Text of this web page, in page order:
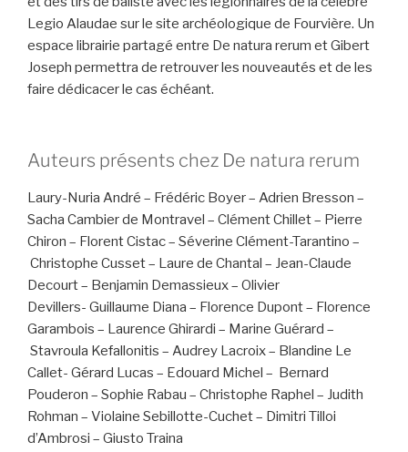
Legio Alaudae sur le site archéologique de Fourvière. Un
espace librairie partagé entre De natura rerum et Gibert
Joseph permettra de retrouver les nouveautés et de les
faire dédicacer le cas échéant.
Auteurs présents chez De natura rerum
Laury-Nuria André – Frédéric Boyer – Adrien Bresson –
Sacha Cambier de Montravel – Clément Chillet – Pierre
Chiron – Florent Cistac – Séverine Clément-Tarantino –
Christophe Cusset – Laure de Chantal – Jean-Claude
Decourt – Benjamin Demassieux – Olivier
Devillers- Guillaume Diana – Florence Dupont – Florence
Garambois – Laurence Ghirardi – Marine Guérard –
Stavroula Kefallonitis – Audrey Lacroix – Blandine Le
Callet- Gérard Lucas – Edouard Michel – Bernard
Pouderon – Sophie Rabau – Christophe Raphel – Judith
Rohman – Violaine Sebillotte-Cuchet – Dimitri Tilloi
d’Ambrosi – Giusto Traina